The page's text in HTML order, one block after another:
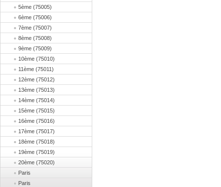
5ème (75005)
6ème (75006)
7ème (75007)
8ème (75008)
9ème (75009)
10ème (75010)
11ème (75011)
12ème (75012)
13ème (75013)
14ème (75014)
15ème (75015)
16ème (75016)
17ème (75017)
18ème (75018)
19ème (75019)
20ème (75020)
Paris
Paris